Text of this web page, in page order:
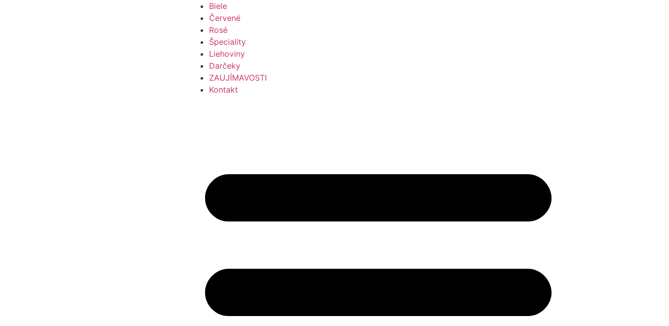
Biele
Červené
Rosé
Špeciality
Liehoviny
Darčeky
ZAUJÍMAVOSTI
Kontakt